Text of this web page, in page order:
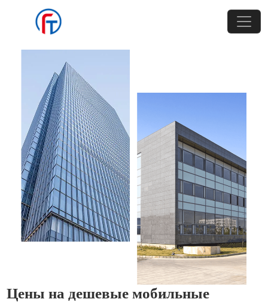
Цены на дешевые мобильные